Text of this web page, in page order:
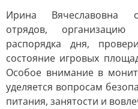
Ирина Вячеславовна
отрядов,
распорядка дня,
состояние игровых
Особое внимание в
уделяется вопросам
питания, занятости и